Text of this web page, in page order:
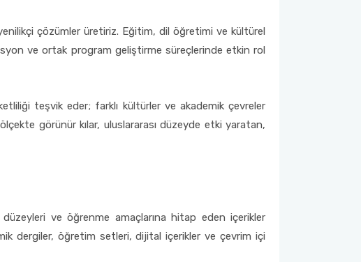
çözümler üretiriz. Eğitim, dil öğretimi ve kültürel
ve ortak program geliştirme süreçlerinde etkin rol
teşvik eder; farklı kültürler ve akademik çevreler
görünür kılar, uluslararası düzeyde etki yaratan,
ve öğrenme amaçlarına hitap eden içerikler
dergiler, öğretim setleri, dijital içerikler ve çevrim içi